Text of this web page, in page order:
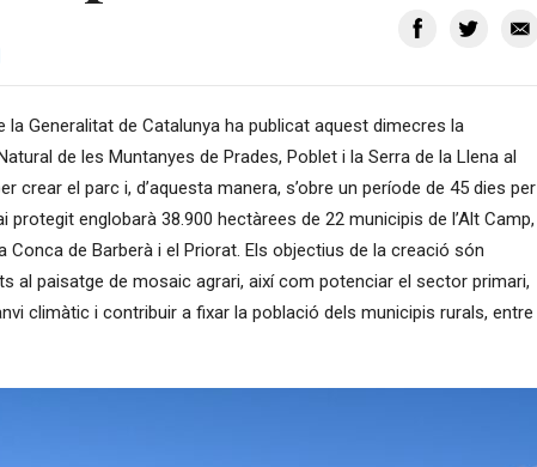
la Generalitat de Catalunya ha publicat aquest dimecres la
de les Muntanyes de Prades, Poblet i la Serra de la Llena al
crear el parc i, d’aquesta manera, s’obre un període de 45 dies per
protegit englobarà 38.900 hectàrees de 22 municipis de l’Alt Camp,
Conca de Barberà i el Priorat. Els objectius de la creació són
al paisatge de mosaic agrari, així com potenciar el sector primari,
climàtic i contribuir a fixar la població dels municipis rurals, entre